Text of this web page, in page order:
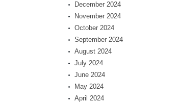
December 2024
November 2024
October 2024
September 2024
August 2024
July 2024
June 2024
May 2024
April 2024